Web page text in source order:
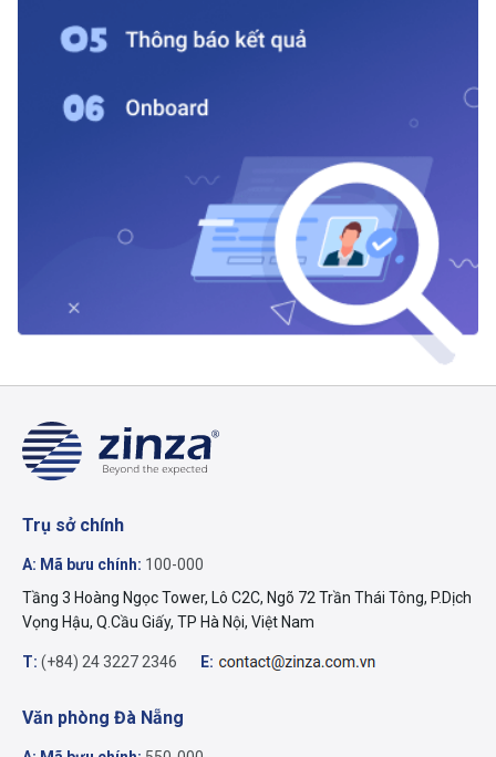
Trụ sở chính
A: Mã bưu chính: 100-000
Tầng 3 Hoàng Ngọc Tower, Lô C2C, Ngõ 72 Trần Thái Tông, P.Dịch
Vọng Hậu, Q.Cầu Giấy, TP Hà Nội, Việt Nam
T: (+84) 24 3227 2346 E:
Văn phòng Đà Nẵng